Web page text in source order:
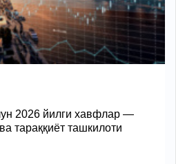
2026 йилги хавфлар —
тараққиёт ташкилоти